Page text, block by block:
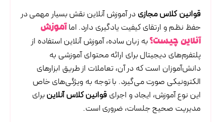
قوانین کلاس مجازیدر آموزش آنلاین نقش بسیار مهمی در
حفظ نظم و ارتقای کیفیت یادگیری دارد. اماآموزش
آنلاین چیست؟به زبان ساده، آموزش آنلاین استفاده از
پلتفرم‌های دیجیتال برای ارائه محتوای آموزشی به
دانش‌آموزان است که در آن، تعاملات از طریق ابزارهای
الکترونیکی صورت می‌گیرد. با توجه به ویژگی‌های خاص
این نوع آموزش، ایجاد و اجرایقوانین کلاس آنلاینبرای
مدیریت صحیح جلسات، ضروری است.